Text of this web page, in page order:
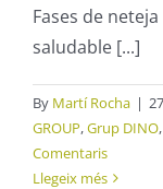
Fases de
saludable [...]
By Martí Rocha |
GROUP,Grup DINO,
Comentaris
Llegeix més